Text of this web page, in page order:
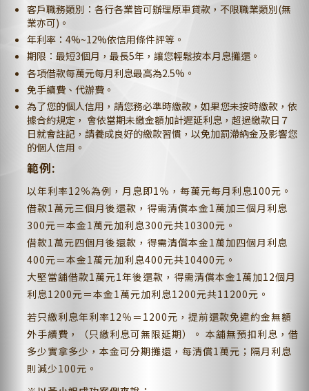
客戶職務類別：各行各業皆可辦理原車貸款，不限職業類別(無
業亦可)。
年利率：4%~12%依信用條件評等。
期限：最短3個月，最長5年，讓您輕鬆按本月息攤還。
各項借款每萬元每月利息最高為2.5%。
免手續費、代辦費。
為了您的個人信用，請您務必準時繳款，如果您未按時繳款，依
據合約規定， 會依當期未繳金額加計遲延利息，超過繳款日７
日就會註記，請養成良好的繳款習慣，以免加罰滯納金及影響您
的個人信用。
範例:
以年利率12％為例，月息即1％，每萬元每月利息100元。
借款1萬元三個月後還款，得需清償本金1萬加三個月利息
300元＝本金1萬元加利息300元共10300元。
借款1萬元四個月後還款，得需清償本金1萬加四個月利息
400元＝本金1萬元加利息400元共10400元。
大堅當舖借款1萬元1年後還款，得需清償本金1萬加12個月
利息1200元＝本金1萬元加利息1200元共11200元。
若只繳利息年利率12％＝1200元，提前還款免違約金無額
外手續費，（只繳利息可無限延期）。 本舖無預扣利息，借
多少實拿多少，本金可分期攤還，每清償1萬元；隔月利息
則減少100元。